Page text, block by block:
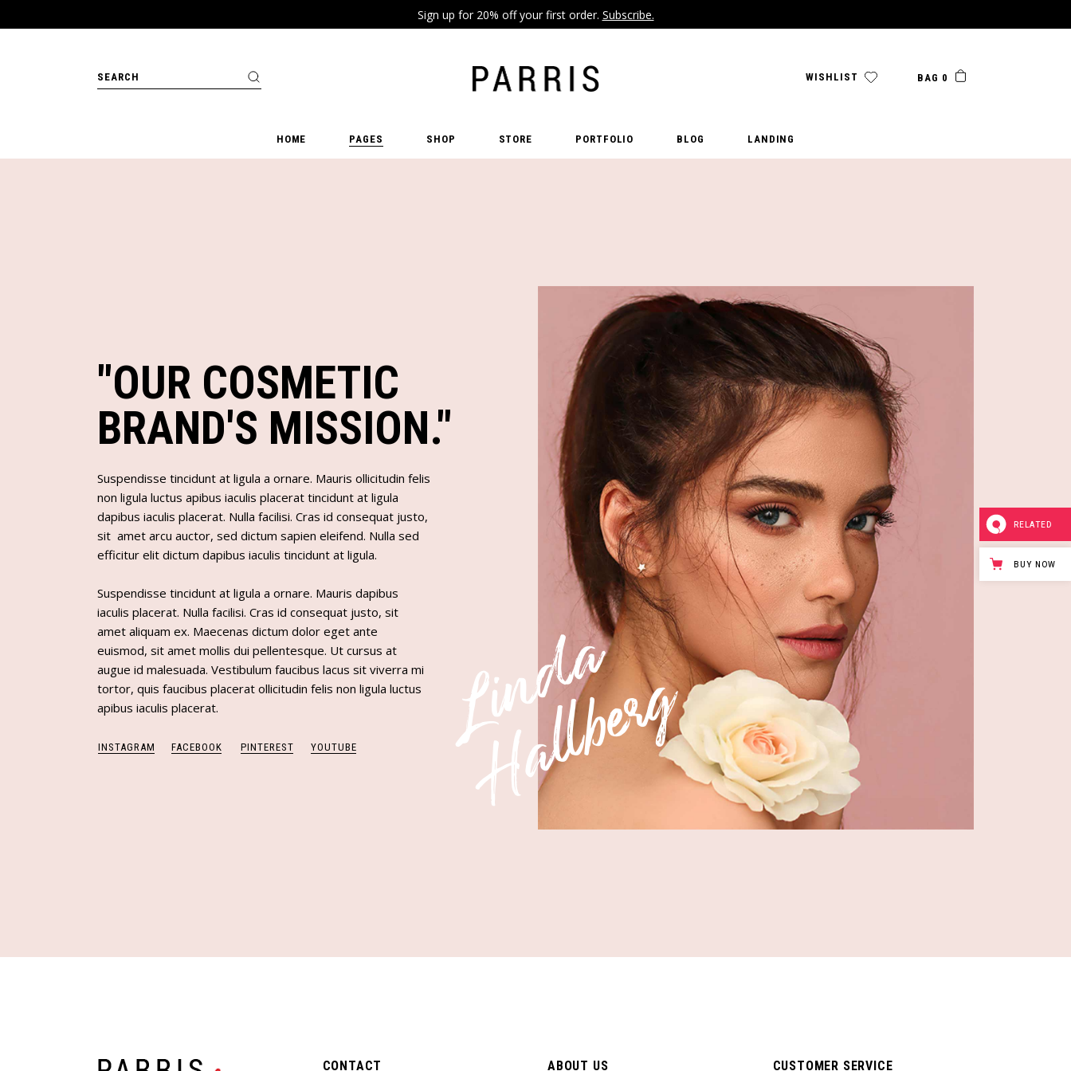
Sign up for 20% off your first order. Subscribe.
WISHLIST BAG 0
HOME PAGES SHOP STORE PORTFOLIO BLOG LANDING
"OUR COSMETIC
BRAND'S MISSION."
Suspendisse tincidunt at ligula a ornare. Mauris ollicitudin felis
non ligula luctus apibus iaculis placerat tincidunt at ligula
dapibus iaculis placerat. Nulla facilisi. Cras id consequat justo,
sit amet arcu auctor, sed dictum sapien eleifend. Nulla sed
efficitur elit dictum dapibus iaculis tincidunt at ligula.
Suspendisse tincidunt at ligula a ornare. Mauris dapibus
iaculis placerat. Nulla facilisi. Cras id consequat justo, sit
amet aliquam ex. Maecenas dictum dolor eget ante
euismod, sit amet mollis dui pellentesque. Ut cursus at
augue id malesuada. Vestibulum faucibus lacus sit viverra mi
tortor, quis faucibus placerat ollicitudin felis non ligula luctus
apibus iaculis placerat.
INSTAGRAM FACEBOOK PINTEREST YOUTUBE L
i
n
d
a
H
a
l
l
b
e
r
g
CONTACT ABOUT US CUSTOMER SERVICE
RELATED
BUY NOW